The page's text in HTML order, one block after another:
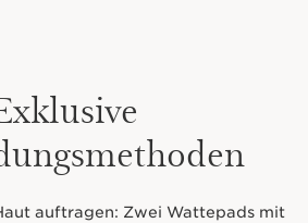
auftragen: Zwei Wattepads mit